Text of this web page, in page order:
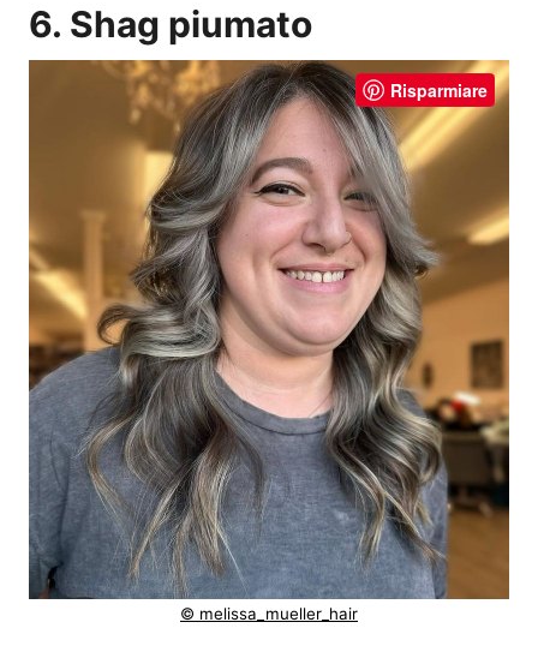
6. Shag piumato
Risparmiare
© melissa_mueller_hair